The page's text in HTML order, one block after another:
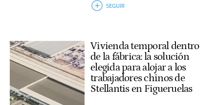
Vivienda temporal dentro
de la fábrica: la solución
elegida para alojar a los
trabajadores chinos de
Stellantis en Figueruelas